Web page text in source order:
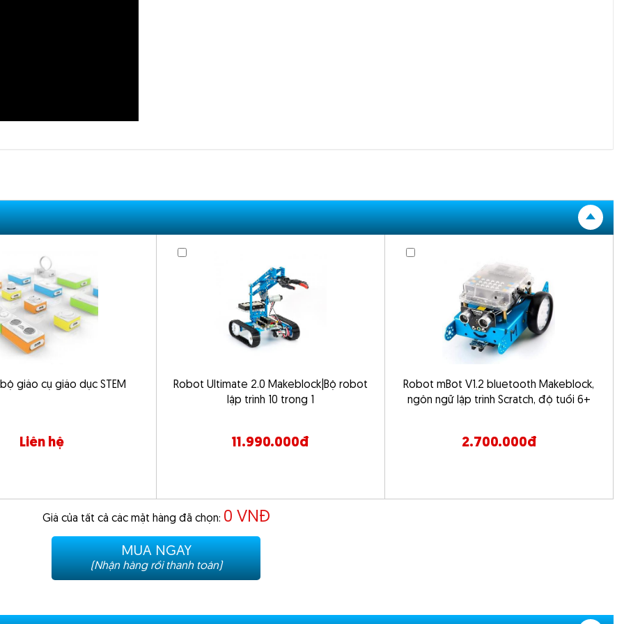
ngại vật, kiểm tra tình
để lập trình với nhiều trạng
hay chữ viết cần hiển thị
1 điều kiện để thiết lập sự
điều kiện xảy ra.
độ âm thanh, ánh sáng chiếu
giáo cụ giáo dục STEM
Liên hệ
Robot Ultimate 2.0 Makeblock|Bộ robot
lập trình 10 trong 1
11.990.000đ
Robot mBot V1.2 bluetooth Makeblock,
ngôn ngữ lập trình Scratch, độ tuổi 6+
2.700.000đ
Giá của tất cả các mặt hàng đã chọn: 0 VNĐ
MUA NGAY
(Nhận hàng rồi thanh toán)